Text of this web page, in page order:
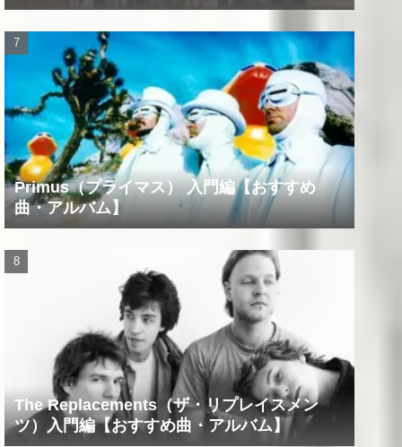
Primus（プライマス） 入門編【おすすめ
曲・アルバム】
The Replacements（ザ・リプレイスメン
ツ）入門編【おすすめ曲・アルバム】